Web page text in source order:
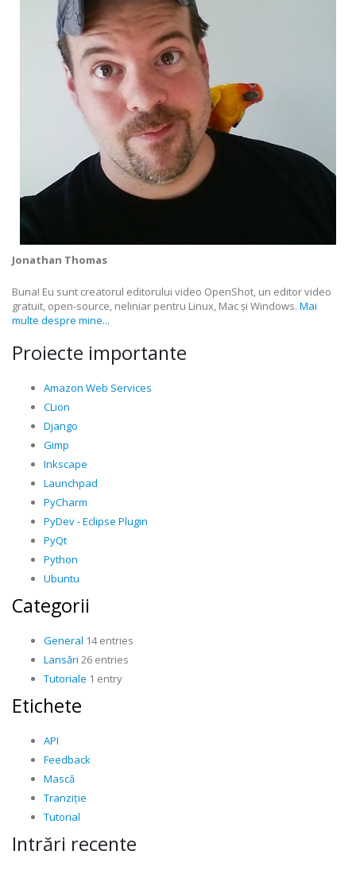
Jonathan Thomas
Buna! Eu sunt creatorul editorului video OpenShot, un editor video
gratuit, open-source, neliniar pentru Linux, Mac și Windows. Mai
multe despre mine...
Proiecte importante
Amazon Web Services
CLion
Django
Gimp
Inkscape
Launchpad
PyCharm
PyDev - Eclipse Plugin
PyQt
Python
Ubuntu
Categorii
General 14 entries
Lansări 26 entries
Tutoriale 1 entry
Etichete
API
Feedback
Mască
Tranziție
Tutorial
Intrări recente